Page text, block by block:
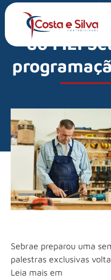
Mercado
Já
do MEI
Sebrae preparou uma
palestras exclusivas
Leia mais em